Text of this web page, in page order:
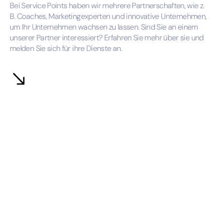
Bei Service Points haben wir mehrere Partnerschaften, wie z.
B. Coaches, Marketingexperten und innovative Unternehmen,
um Ihr Unternehmen wachsen zu lassen. Sind Sie an einem
unserer Partner interessiert? Erfahren Sie mehr über sie und
melden Sie sich für ihre Dienste an.